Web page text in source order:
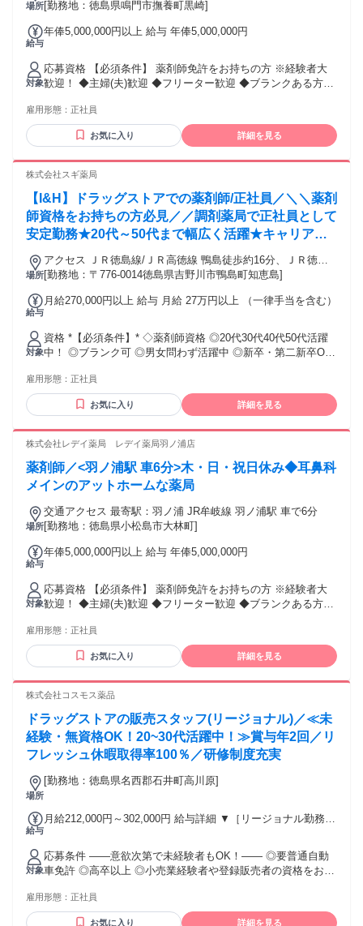
場所[勤務地：徳島県鳴門市撫養町黒崎]
給与
年俸5,000,000円以上 給与 年俸5,000,000円
対象
応募資格 【必須条件】 薬剤師免許をお持ちの方 ※経験者大
歓迎！ ◆主婦(夫)歓迎 ◆フリーター歓迎 ◆ブランクある方も
雇用形態： 正社員
お気に入り 詳細を見る
株式会社スギ薬局
【I&H】ドラッグストアでの薬剤師/正社員／＼＼薬剤
師資格をお持ちの方必見／／調剤薬局で正社員として
安定勤務★20代～50代まで幅広く活躍★キャリアア
ップを目指す方にもピッタリです★
場所
アクセス ＪＲ徳島線/ＪＲ高徳線 鴨島徒歩約16分、ＪＲ徳島
線/ＪＲ高徳線 西麻植徒歩約23分、ＪＲ徳島線/ＪＲ高徳線 麻
[勤務地：〒776-0014徳島県吉野川市鴨島町知恵島]
給与
月給270,000円以上 給与 月給 27万円以上 （一律手当を含む）
対象
資格 *【必須条件】* ◇薬剤師資格 ◎20代30代40代50代活躍
中！ ◎ブランク可 ◎男女問わず活躍中 ◎新卒・第二新卒OK
（調剤薬局・病院・クリニックなどでの経験者歓迎） 資格を
活かしてさらにキャリアアップしたい方、 ぜひご応募くださ
雇用形態： 正社員
お気に入り 詳細を見る
株式会社レデイ薬局 レデイ薬局羽ノ浦店
薬剤師／<羽ノ浦駅 車6分>木・日・祝日休み◆耳鼻科
メインのアットホームな薬局
場所
交通アクセス 最寄駅：羽ノ浦 JR牟岐線 羽ノ浦駅 車で6分
[勤務地：徳島県小松島市大林町]
給与
年俸5,000,000円以上 給与 年俸5,000,000円
対象
応募資格 【必須条件】 薬剤師免許をお持ちの方 ※経験者大
歓迎！ ◆主婦(夫)歓迎 ◆フリーター歓迎 ◆ブランクある方も
雇用形態： 正社員
お気に入り 詳細を見る
株式会社コスモス薬品
ドラッグストアの販売スタッフ(リージョナル)／≪未
経験・無資格OK！20~30代活躍中！≫賞与年2回／リ
フレッシュ休暇取得率100％／研修制度充実
場所
[勤務地：徳島県名西郡石井町高川原]
給与
月給212,000円～302,000円 給与詳細 ▼［リージョナル勤務］
（残業時間 月2h程度） 247,000円～277,000円 【スキルアッ
プコース】早期キャリアアップを目指したい方向け 271,000円
～317,600円 （15ｈ分時間外手当含む。実際の残業時間11
ｈ） ※赴任住宅手当3万円込み（家賃6万円の物件入居の場
344,300円 （29ｈ分時間外手当含む。実際の残業時間16.5ｈ）
対象
応募条件 ――意欲次第で未経験者もOK！―― ◎要普通自動
車免許 ◎高卒以上 ◎小売業経験者や登録販売者の資格をお持
後、資格取得を目指すことも可能。研修や講習会もあり。 ※
同業界からの転職者が増えてきており、入社後活躍に繋がっ
雇用形態： 正社員
お気に入り 詳細を見る